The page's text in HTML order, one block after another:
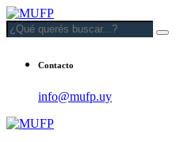
Contacto
info@mufp.uy